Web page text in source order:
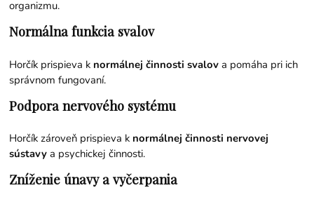
organizmu.
Normálna funkcia svalov
Horčík prispieva k normálnej činnosti svalov a pomáha pri ich
správnom fungovaní.
Podpora nervového systému
Horčík zároveň prispieva k normálnej činnosti nervovej
sústavy a psychickej činnosti.
Zníženie únavy a vyčerpania